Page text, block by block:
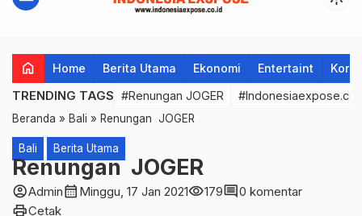
home Home Berita Utama Ekonomi Entertaint
TRENDING TAGS #Renungan JOGER
Beranda » Bali » Renungan JOGER
Bali Berita Utama
Renungan JOGER
account_circleAdmincalendar_month Minggu, 17 Jan 2021visibility179comment0 komentar
printCetak